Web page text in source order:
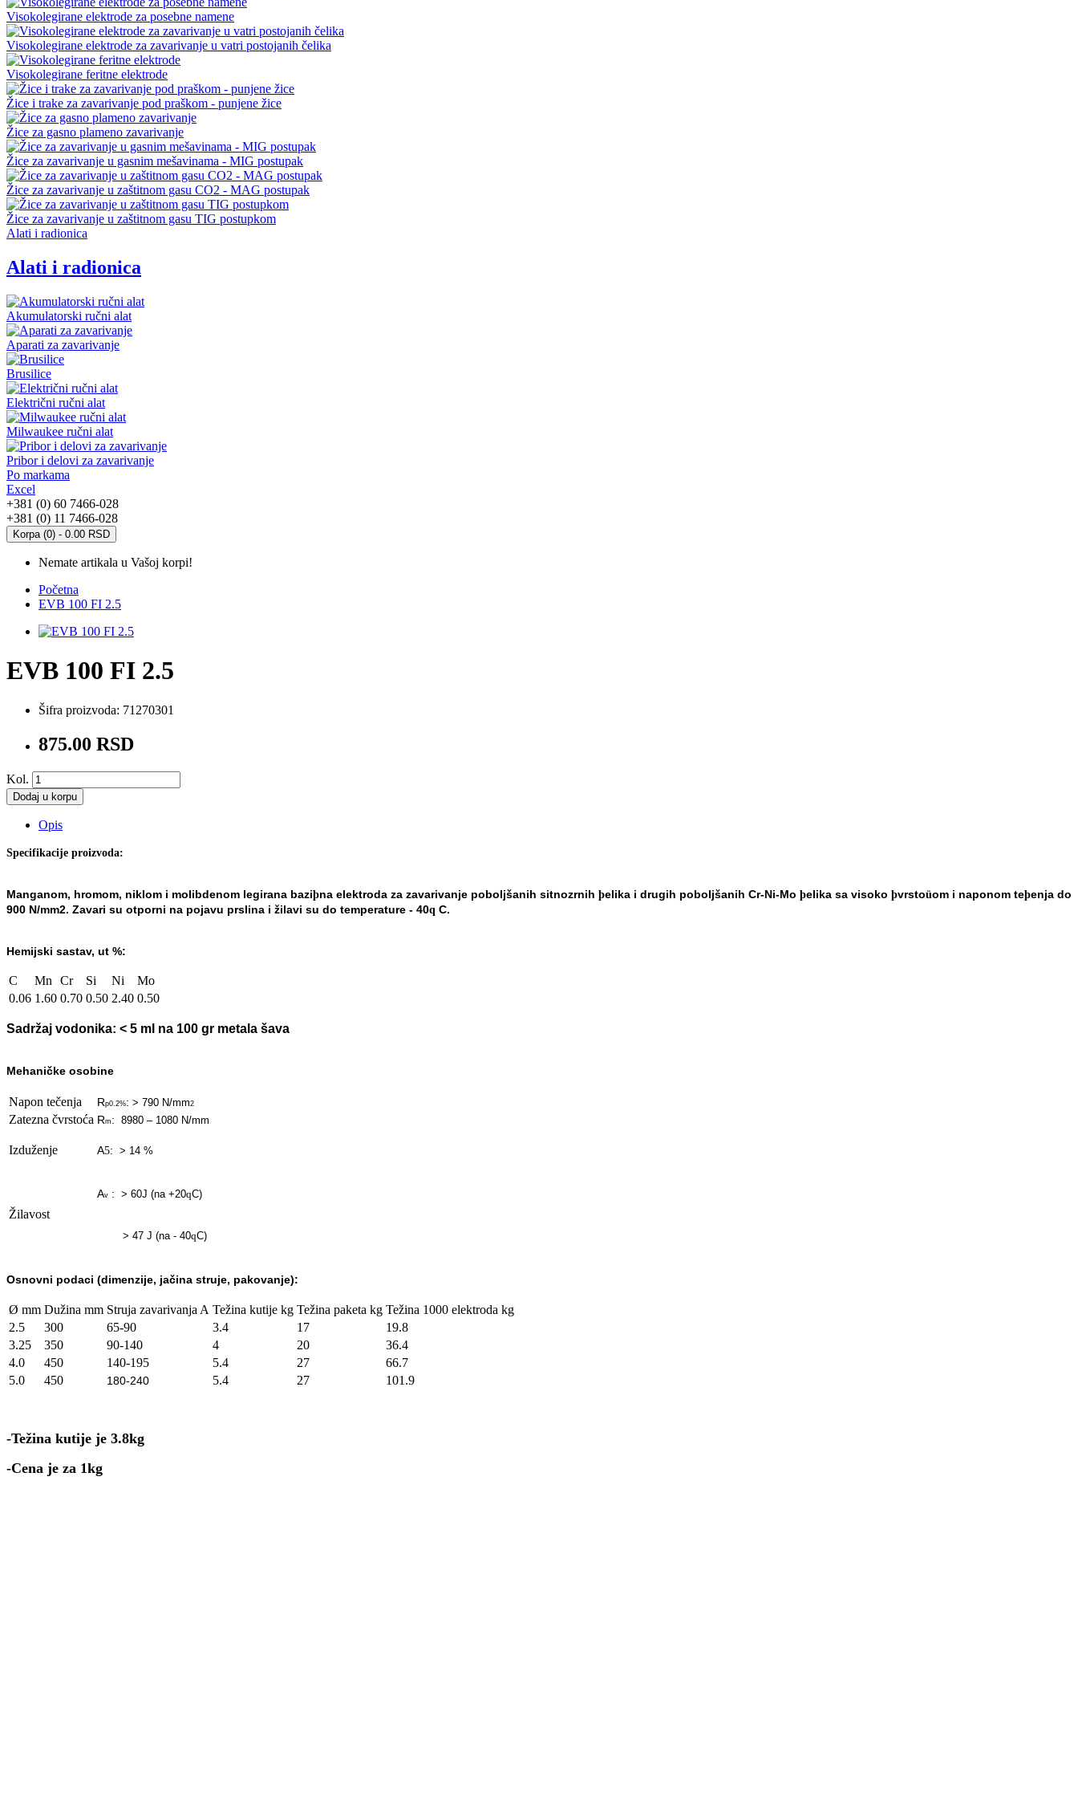
Visokolegirane elektrode za posebne namene
Visokolegirane elektrode za zavarivanje u vatri postojanih čelika
Visokolegirane feritne elektrode
Žice i trake za zavarivanje pod praškom - punjene žice
Žice za gasno plameno zavarivanje
Žice za zavarivanje u gasnim mešavinama - MIG postupak
Žice za zavarivanje u zaštitnom gasu CO2 - MAG postupak
Žice za zavarivanje u zaštitnom gasu TIG postupkom
Alati i radionica
Alati i radionica
Akumulatorski ručni alat
Aparati za zavarivanje
Brusilice
Električni ručni alat
Milwaukee ručni alat
Pribor i delovi za zavarivanje
Po markama
Excel
+381 (0) 60 7466-028
+381 (0) 11 7466-028
Korpa (0) - 0.00 RSD
Nemate artikala u Vašoj korpi!
Početna
EVB 100 FI 2.5
EVB 100 FI 2.5
Šifra proizvoda: 71270301
875.00 RSD
Kol.
Dodaj u korpu
Opis
Specifikacije proizvoda:
Manganom, hromom, niklom i molibdenom legirana baziþna elektroda za zavarivanje poboljšanih sitnozrnih þelika i drugih poboljšanih Cr-Ni-Mo þelika sa visoko þvrstoüom i naponom teþenja do
900 N/mm2. Zavari su otporni na pojavu prslina i žilavi su do temperature - 40q C.
Hemijski sastav, ut %:
C Mn Cr Si Ni
Mo
0.06 1.60 0.70 0.50 2.40 0.50
Sadržaj vodonika: < 5 ml na 100 gr metala šava
Mehaničke osobine
Napon tečenja Rp0.2%: > 790 N/mm2
Zatezna čvrstoća Rm: 8980 – 1080 N/mm
Izduženje A5: > 14 %
Žilavost
Av : > 60J (na +20qC)
> 47 J (na - 40qC)
Osnovni podaci (dimenzije, jačina struje, pakovanje):
Ø mm Dužina mm Struja zavarivanja A Težina kutije kg Težina paketa kg Težina 1000 elektroda kg
2.5
300 65-90 3.4 17
19.8
3.25
350 90-140 4 20
36.4
4.0
450 140-195 5.4 27
66.7
5.0
450 180-240 5.4 27 101.9
-Težina kutije je 3.8kg
-Cena je za 1kg